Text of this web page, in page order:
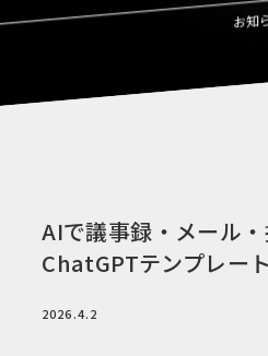
お知
AIで議事録・メール・
ChatGPTテンプレー
2026.4.2